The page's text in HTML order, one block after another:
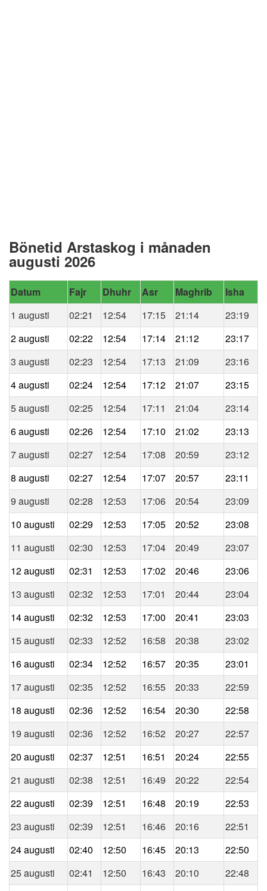
Bönetid Arstaskog i månaden
augusti 2026
Datum Fajr Dhuhr Asr Maghrib
Isha
1 augusti
02:21 12:54 17:15 21:14
23:19
2 augusti
02:22 12:54 17:14 21:12
23:17
3 augusti
02:23 12:54 17:13 21:09
23:16
4 augusti
02:24 12:54 17:12 21:07
23:15
5 augusti
02:25 12:54 17:11 21:04
23:14
6 augusti
02:26 12:54 17:10 21:02
23:13
7 augusti
02:27 12:54 17:08 20:59
23:12
8 augusti
02:27 12:54 17:07 20:57
23:11
9 augusti
02:28 12:53 17:06 20:54
23:09
10 augusti
02:29 12:53 17:05 20:52
23:08
11 augusti
02:30 12:53 17:04 20:49
23:07
12 augusti
02:31 12:53 17:02 20:46
23:06
13 augusti
02:32 12:53 17:01 20:44
23:04
14 augusti
02:32 12:53 17:00 20:41
23:03
15 augusti
02:33 12:52 16:58 20:38
23:02
16 augusti
02:34 12:52 16:57 20:35
23:01
17 augusti
02:35 12:52 16:55 20:33
22:59
18 augusti
02:36 12:52 16:54 20:30
22:58
19 augusti
02:36 12:52 16:52 20:27
22:57
20 augusti
02:37 12:51 16:51 20:24
22:55
21 augusti
02:38 12:51 16:49 20:22
22:54
22 augusti
02:39 12:51 16:48 20:19
22:53
23 augusti
02:39 12:51 16:46 20:16
22:51
24 augusti
02:40 12:50 16:45 20:13
22:50
25 augusti
02:41 12:50 16:43 20:10
22:48